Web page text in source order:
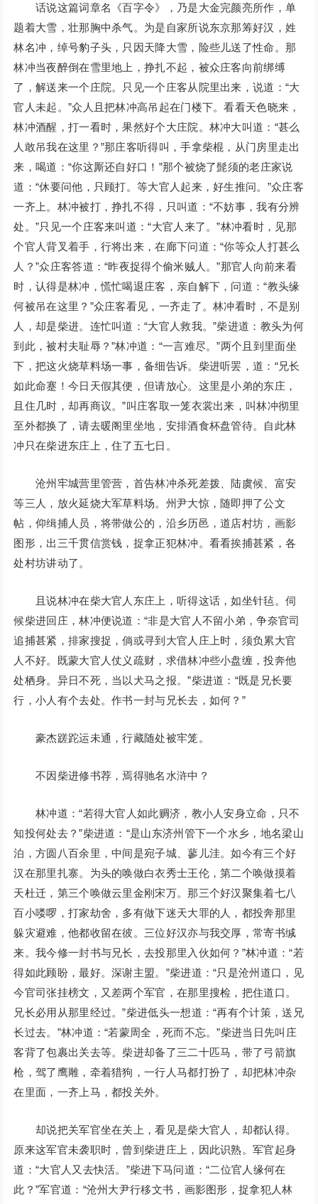
话说这篇词章名《百字令》，乃是大金完颜亮所作，单
题着大雪，壮那胸中杀气。为是自家所说东京那筹好汉，姓
林名冲，绰号豹子头，只因天降大雪，险些儿送了性命。那
林冲当夜醉倒在雪里地上，挣扎不起，被众庄客向前绑缚
了，解送来一个庄院。只见一个庄客从院里出来，说道：“大
官人未起。”众人且把林冲高吊起在门楼下。看看天色晓来，
林冲酒醒，打一看时，果然好个大庄院。林冲大叫道：“甚么
人敢吊我在这里？”那庄客听得叫，手拿柴棍，从门房里走出
来，喝道：“你这厮还自好口！”那个被烧了髭须的老庄家说
道：“休要问他，只顾打。等大官人起来，好生推问。”众庄客
一齐上。林冲被打，挣扎不得，只叫道：“不妨事，我有分辨
处。”只见一个庄客来叫道：“大官人来了。”林冲看时，见那
个官人背叉着手，行将出来，在廊下问道：“你等众人打甚么
人？”众庄客答道：“昨夜捉得个偷米贼人。”那官人向前来看
时，认得是林冲，慌忙喝退庄客，亲自解下，问道：“教头缘
何被吊在这里？”众庄客看见，一齐走了。林冲看时，不是别
人，却是柴进。连忙叫道：“大官人救我。”柴进道：教头为何
到此，被村夫耻辱？”林冲道：“一言难尽。”两个且到里面坐
下，把这火烧草料场一事，备细告诉。柴进听罢，道：“兄长
如此命蹇！今日天假其便，但请放心。这里是小弟的东庄，
且住几时，却再商议。”叫庄客取一笼衣裳出来，叫林冲彻里
至外都换了，请去暖阁里坐地，安排酒食杯盘管待。自此林
冲只在柴进东庄上，住了五七日。
沧州牢城营里管营，首告林冲杀死差拨、陆虞候、富安
等三人，放火延烧大军草料场。州尹大惊，随即押了公文
帖，仰缉捕人员，将带做公的，沿乡历邑，道店村坊，画影
图形，出三千贯信赏钱，捉拿正犯林冲。看看挨捕甚紧，各
处村坊讲动了。
且说林冲在柴大官人东庄上，听得这话，如坐针毡。伺
候柴进回庄，林冲便说道：“非是大官人不留小弟，争奈官司
追捕甚紧，排家搜捉，倘或寻到大官人庄上时，须负累大官
人不好。既蒙大官人仗义疏财，求借林冲些小盘缠，投奔他
处栖身。异日不死，当以犬马之报。”柴进道：“既是兄长要
行，小人有个去处。作书一封与兄长去，如何？”
豪杰蹉跎运未通，行藏随处被牢笼。
不因柴进修书荐，焉得驰名水浒中？
林冲道：“若得大官人如此赒济，教小人安身立命，只不
知投何处去？”柴进道：“是山东济州管下一个水乡，地名梁山
泊，方圆八百余里，中间是宛子城、蓼儿洼。如今有三个好
汉在那里扎寨。为头的唤做白衣秀士王伦，第二个唤做摸着
天杜迁，第三个唤做云里金刚宋万。那三个好汉聚集着七八
百小喽啰，打家劫舍，多有做下迷天大罪的人，都投奔那里
躲灾避难，他都收留在彼。三位好汉亦与我交厚，常寄书缄
来。我今修一封书与兄长，去投那里入伙如何？”林冲道：“若
得如此顾盼，最好。深谢主盟。”柴进道：“只是沧州道口，见
今官司张挂榜文，又差两个军官，在那里搜检，把住道口。
兄长必用从那里经过。”柴进低头一想道：“再有个计策，送兄
长过去。”林冲道：“若蒙周全，死而不忘。”柴进当日先叫庄
客背了包裹出关去等。柴进却备了三二十匹马，带了弓箭旗
枪，驾了鹰雕，牵着猎狗，一行人马都打扮了，却把林冲杂
在里面，一齐上马，都投关外。
却说把关军官坐在关上，看见是柴大官人，却都认得。
原来这军官未袭职时，曾到柴进庄上，因此识熟。军官起身
道：“大官人又去快活。”柴进下马问道：“二位官人缘何在
此？”军官道：“沧州大尹行移文书，画影图形，捉拿犯人林